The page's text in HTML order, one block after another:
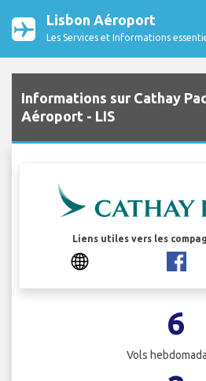
Lisbon Aéroport
Les Services et Informations
Informations sur Cathay
Aéroport - LIS
Liens utiles vers les
6
Vols